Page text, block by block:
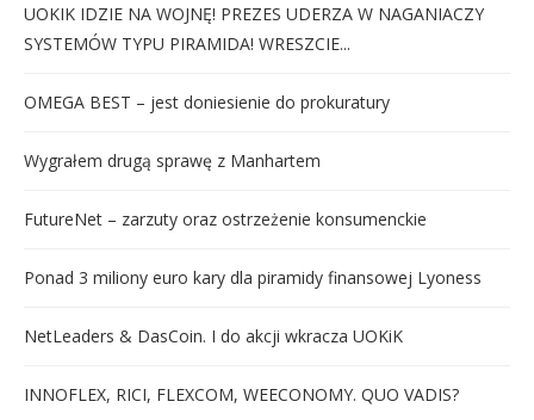
UOKIK IDZIE NA WOJNĘ! PREZES UDERZA W NAGANIACZY
SYSTEMÓW TYPU PIRAMIDA! WRESZCIE...
OMEGA BEST – jest doniesienie do prokuratury
Wygrałem drugą sprawę z Manhartem
FutureNet – zarzuty oraz ostrzeżenie konsumenckie
Ponad 3 miliony euro kary dla piramidy finansowej Lyoness
NetLeaders & DasCoin. I do akcji wkracza UOKiK
INNOFLEX, RICI, FLEXCOM, WEECONOMY. QUO VADIS?